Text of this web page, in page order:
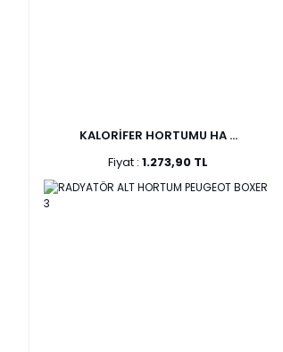
KALORİFER HORTUMU HA ...
Fiyat : 1.273,90 TL